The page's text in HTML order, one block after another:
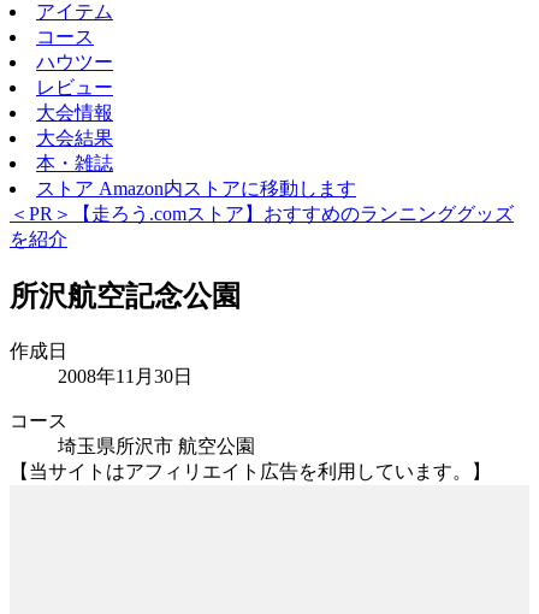
アイテム
コース
ハウツー
レビュー
大会情報
大会結果
本・雑誌
ストア Amazon内ストアに移動します
＜PR＞【走ろう.comストア】おすすめのランニンググッズ
を紹介
所沢航空記念公園
作成日
2008年11月30日
コース
埼玉県所沢市 航空公園
【当サイトはアフィリエイト広告を利用しています。】